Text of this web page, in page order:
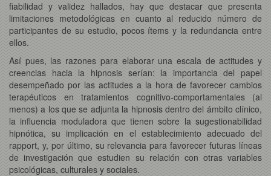
fiabilidad y validez hallados, hay que destacar que presenta
limitaciones metodológicas en cuanto al reducido número de
participantes de su estudio, pocos ítems y la redundancia entre
ellos.
Así pues, las razones para elaborar una escala de actitudes y
creencias hacia la hipnosis serían: la importancia del papel
desempeñado por las actitudes a la hora de favorecer cambios
terapéuticos en tratamientos cognitivo-comportamentales (al
menos) a los que se adjunta la hipnosis dentro del ámbito clínico,
la influencia moduladora que tienen sobre la sugestionabilidad
hipnótica, su implicación en el establecimiento adecuado del
rapport, y, por último, su relevancia para favorecer futuras líneas
de investigación que estudien su relación con otras variables
psicológicas, culturales y sociales.